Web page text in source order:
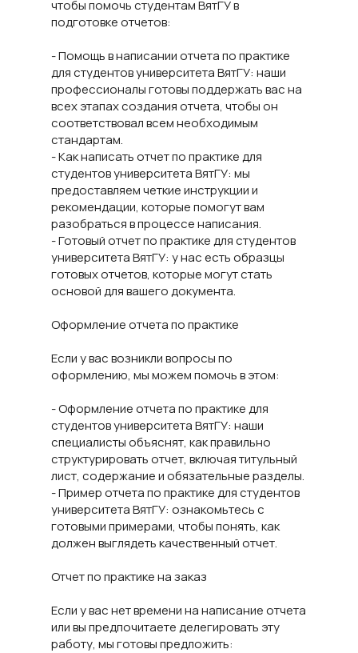
чтобы помочь студентам ВятГУ в
подготовке отчетов:
- Помощь в написании отчета по практике
для студентов университета ВятГУ: наши
профессионалы готовы поддержать вас на
всех этапах создания отчета, чтобы он
соответствовал всем необходимым
стандартам.
- Как написать отчет по практике для
студентов университета ВятГУ: мы
предоставляем четкие инструкции и
рекомендации, которые помогут вам
разобраться в процессе написания.
- Готовый отчет по практике для студентов
университета ВятГУ: у нас есть образцы
готовых отчетов, которые могут стать
основой для вашего документа.
Оформление отчета по практике
Если у вас возникли вопросы по
оформлению, мы можем помочь в этом:
- Оформление отчета по практике для
студентов университета ВятГУ: наши
специалисты объяснят, как правильно
структурировать отчет, включая титульный
лист, содержание и обязательные разделы.
- Пример отчета по практике для студентов
университета ВятГУ: ознакомьтесь с
готовыми примерами, чтобы понять, как
должен выглядеть качественный отчет.
Отчет по практике на заказ
Если у вас нет времени на написание отчета
или вы предпочитаете делегировать эту
работу, мы готовы предложить: